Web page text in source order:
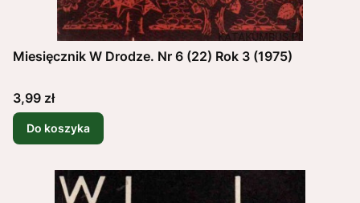
Miesięcznik W Drodze. Nr 6 (22) Rok 3 (1975)
Cena
3,99 zł
Do koszyka